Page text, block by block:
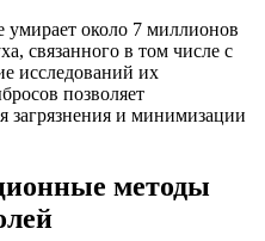
умирает около 7 миллионов
связанного в том числе с
исследований их
позволяет
загрязнения и минимизации
методы